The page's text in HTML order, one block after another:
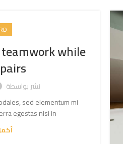
teamwork while
نشر بواسطة
sed elementum mi
egestas nisi in...